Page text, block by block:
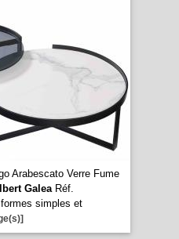
Arabescato Verre Fume
GaleaRéf.
simples et